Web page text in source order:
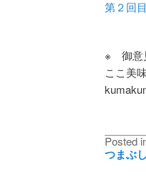
第２回
※ 御意
ここ美
Posted
つまぶ